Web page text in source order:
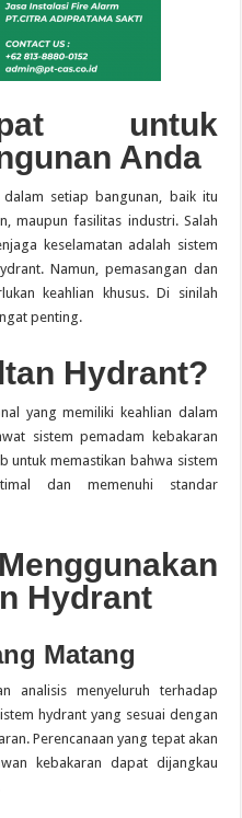
untuk
Anda
setiap bangunan, baik itu
maupun fasilitas industri. Salah
keselamatan adalah sistem
Namun, pemasangan dan
keahlian khusus. Di sinilah
penting.
Hydrant?
yang memiliki keahlian dalam
sistem pemadam kebakaran
untuk memastikan bahwa sistem
dan memenuhi standar
Hydrant
Matang
analisis menyeluruh terhadap
hydrant yang sesuai dengan
Perencanaan yang tepat akan
kebakaran dapat dijangkau